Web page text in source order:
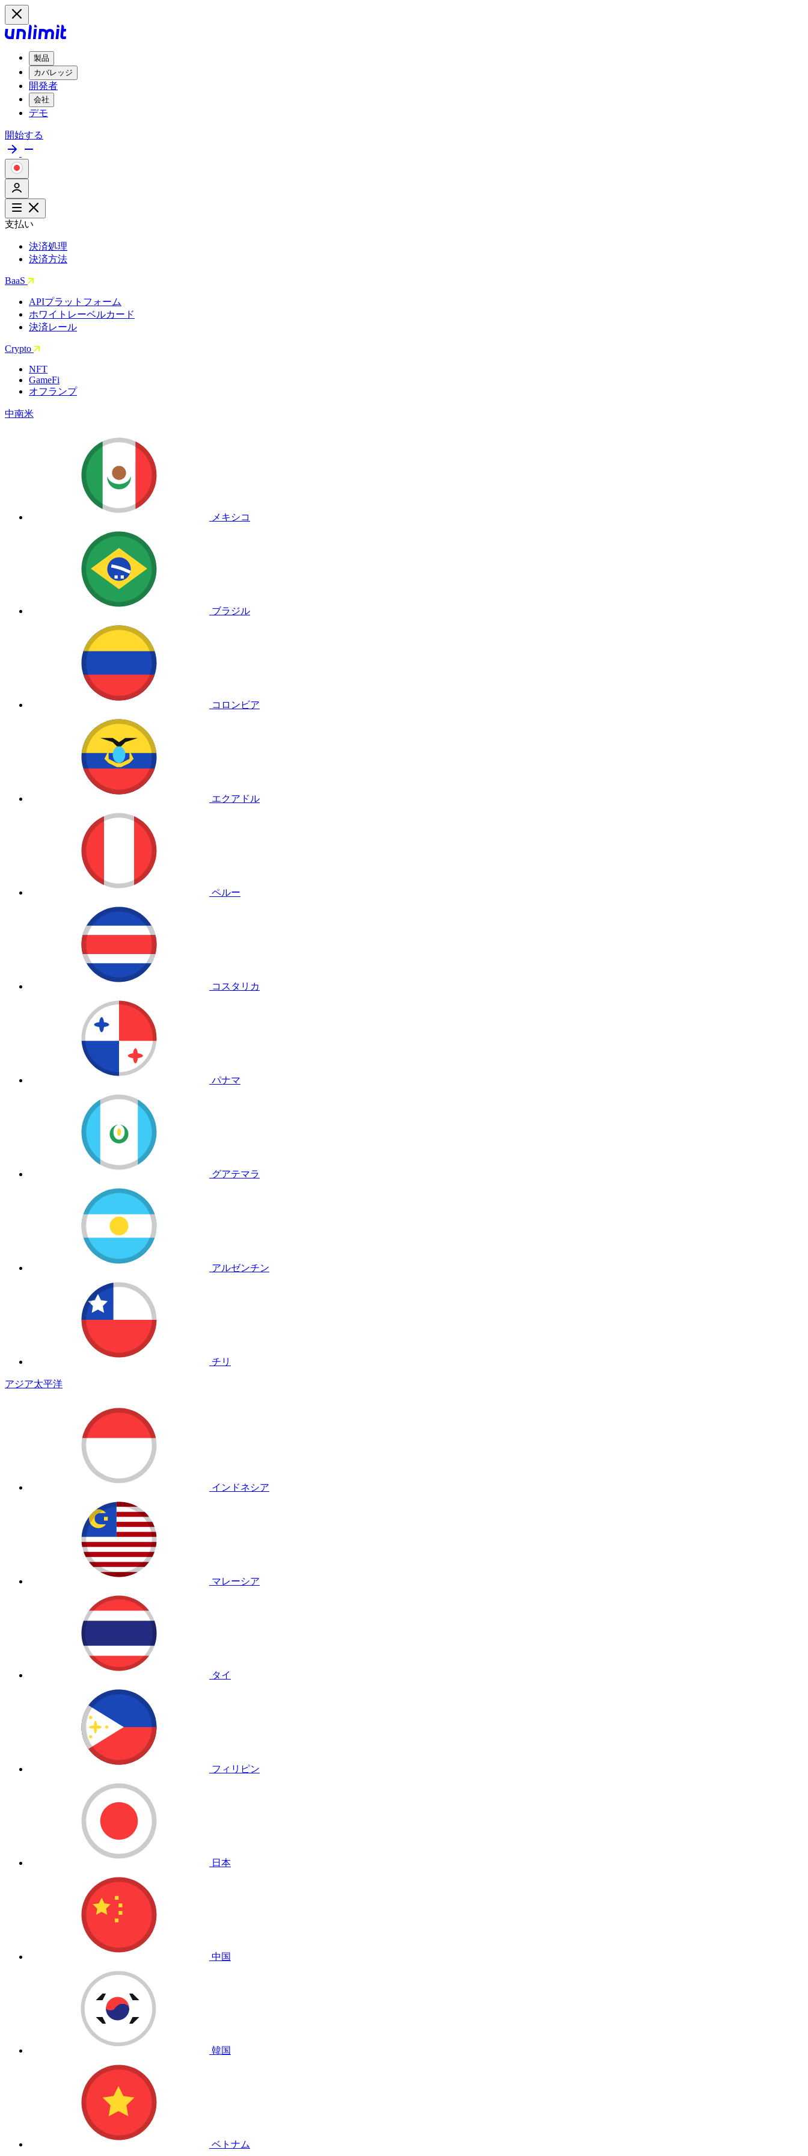
製品
カバレッジ
開発者
会社
デモ
開始する
支払い
決済処理
決済方法
BaaS
APIプラットフォーム
ホワイトレーベルカード
決済レール
Crypto
NFT
GameFi
オフランプ
中南米
メキシコ
ブラジル
コロンビア
エクアドル
ペルー
コスタリカ
パナマ
グアテマラ
アルゼンチン
チリ
アジア太平洋
インドネシア
マレーシア
タイ
フィリピン
日本
中国
韓国
ベトナム